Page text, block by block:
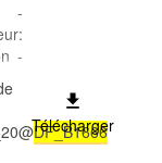
-
-
-
DF_B1666
Télécharger